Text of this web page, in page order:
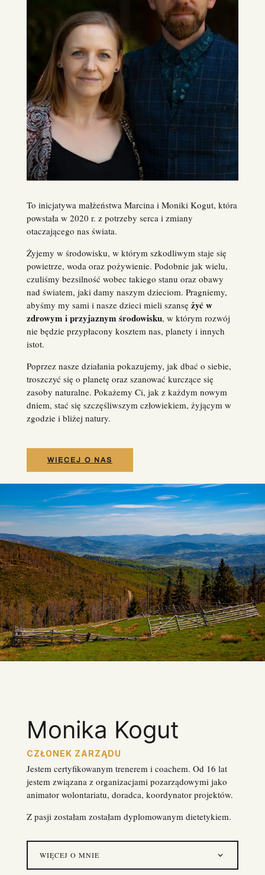
To inicjatywa małżeństwa Marcina i Moniki Kogut, która
powstała w 2020 r. z potrzeby serca i zmiany
otaczającego nas świata.
Żyjemy w środowisku, w którym szkodliwym staje się
powietrze, woda oraz pożywienie. Podobnie jak wielu,
czuliśmy bezsilność wobec takiego stanu oraz obawy
nad światem, jaki damy naszym dzieciom. Pragniemy,
abyśmy my sami i nasze dzieci mieli szansę żyć w
zdrowym i przyjaznym środowisku, w którym rozwój
nie będzie przypłacony kosztem nas, planety i innych
istot.
Poprzez nasze działania pokazujemy, jak dbać o siebie,
troszczyć się o planetę oraz szanować kurczące się
zasoby naturalne. Pokażemy Ci, jak z każdym nowym
dniem, stać się szczęśliwszym człowiekiem, żyjącym w
zgodzie i bliżej natury.
WIĘCEJ O NAS
Monika Kogut
CZŁONEK ZARZĄDU
Jestem certyfikowanym trenerem i coachem. Od 16 lat
jestem związana z organizacjami pozarządowymi jako
animator wolontariatu, doradca, koordynator projektów.
Z pasji zostałam zostałam dyplomowanym dietetykiem.
WIĘCEJ O MNIE